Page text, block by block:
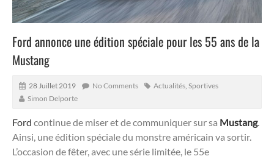
Ford annonce une édition spéciale pour les 55 ans de la
Mustang
28 Juillet 2019 No Comments Actualités Sportives
Simon Delporte
Ford continue de miser et de communiquer sur sa Mustang.
Ainsi, une édition spéciale du monstre américain va sortir.
L’occasion de fêter, avec une série limitée, le 55e